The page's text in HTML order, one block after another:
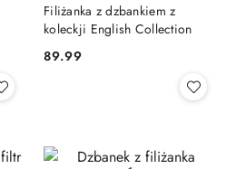
Filiżanka z dzbankiem z
koleckji English Collection
Cena:
89.99